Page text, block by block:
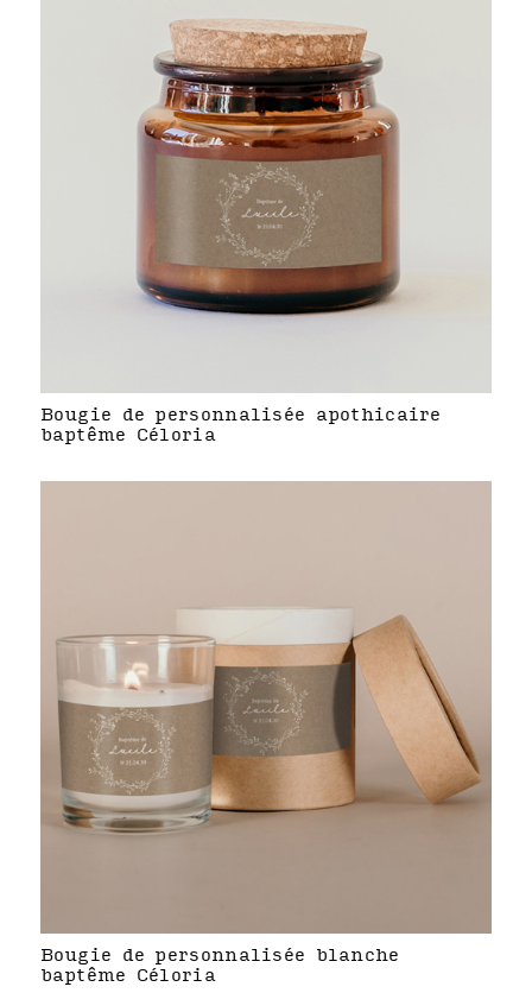
Bougie de personnalisée apothicaire
baptême Céloria
Bougie de personnalisée blanche
baptême Céloria